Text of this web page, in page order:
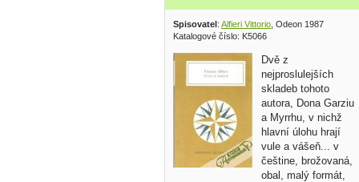
Spisovatel: Alfieri Vittorio , Odeon 1987
Katalogové číslo: K5066
Dvě z
nejproslulejších
skladeb tohoto
autora, Dona Garziu
a Myrrhu, v nichž
hlavní úlohu hrají
vule a vášeň... v
češtine, brožovaná,
obal, malý formát,